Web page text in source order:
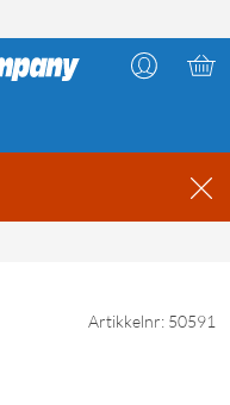
Artikkelnr: 50591